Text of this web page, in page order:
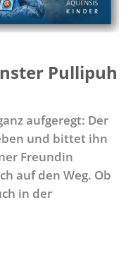
Pullipuh
aufgeregt: Der
und bittet ihn
Freundin
auf den Weg. Ob
in der